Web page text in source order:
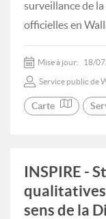
surveillance de
officielles en
Mise à jour: 18/
Service public de
Carte
INSPIRE -
qualitatives
sens de la